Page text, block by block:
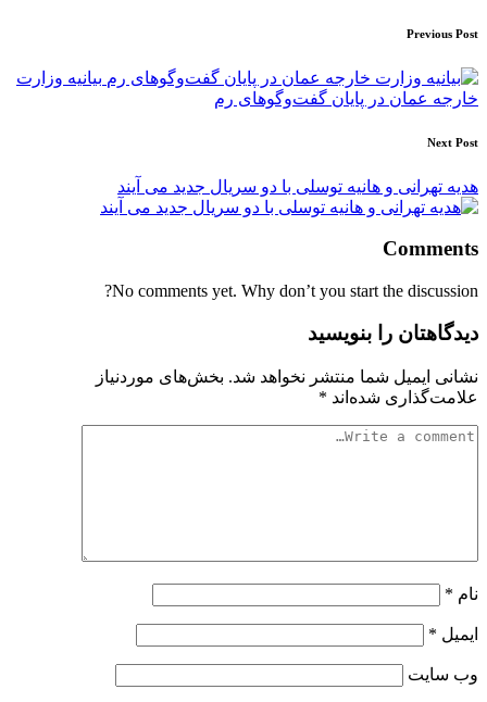
Post
navigation
Previous Post
بیانیه وزارت
خارجه عمان در پایان گفت‌وگوهای رم
Next Post
هدیه تهرانی و هانیه توسلی با دو سریال‌ جدید می آیند
Comments
No comments yet. Why don’t you start the discussion?
دیدگاهتان را بنویسید
نشانی ایمیل شما منتشر نخواهد شد. بخش‌های موردنیاز
علامت‌گذاری شده‌اند *
نام *
ایمیل *
وب‌ سایت